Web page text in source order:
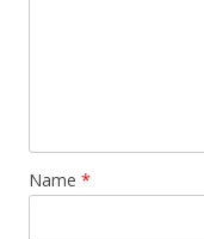
Name *